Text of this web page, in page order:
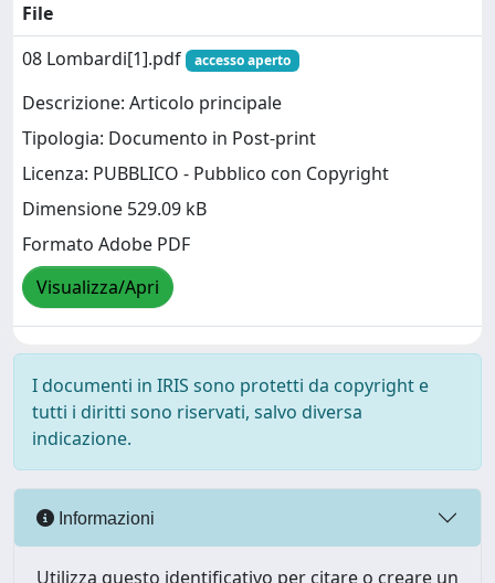
File
08 Lombardi[1].pdf
accesso aperto
Descrizione: Articolo principale
Tipologia: Documento in Post-print
Licenza: PUBBLICO - Pubblico con Copyright
Dimensione 529.09 kB
Formato Adobe PDF
Visualizza/Apri
I documenti in IRIS sono protetti da copyright e
tutti i diritti sono riservati, salvo diversa
indicazione.
Informazioni
Utilizza questo identificativo per citare o creare un